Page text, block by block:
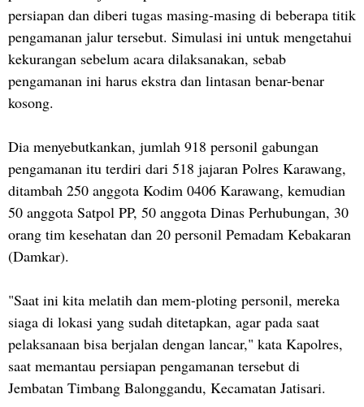
persiapan dan diberi tugas masing-masing di beberapa titik
pengamanan jalur tersebut. Simulasi ini untuk mengetahui
kekurangan sebelum acara dilaksanakan, sebab
pengamanan ini harus ekstra dan lintasan benar-benar
kosong.
Dia menyebutkankan, jumlah 918 personil gabungan
pengamanan itu terdiri dari 518 jajaran Polres Karawang,
ditambah 250 anggota Kodim 0406 Karawang, kemudian
50 anggota Satpol PP, 50 anggota Dinas Perhubungan, 30
orang tim kesehatan dan 20 personil Pemadam Kebakaran
(Damkar).
"Saat ini kita melatih dan mem-ploting personil, mereka
siaga di lokasi yang sudah ditetapkan, agar pada saat
pelaksanaan bisa berjalan dengan lancar," kata Kapolres,
saat memantau persiapan pengamanan tersebut di
Jembatan Timbang Balonggandu, Kecamatan Jatisari.